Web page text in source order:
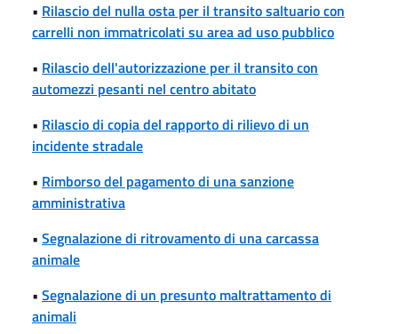
• Rilascio del nulla osta per il transito saltuario con
carrelli non immatricolati su area ad uso pubblico
• Rilascio dell'autorizzazione per il transito con
automezzi pesanti nel centro abitato
• Rilascio di copia del rapporto di rilievo di un
incidente stradale
• Rimborso del pagamento di una sanzione
amministrativa
• Segnalazione di ritrovamento di una carcassa
animale
• Segnalazione di un presunto maltrattamento di
animali